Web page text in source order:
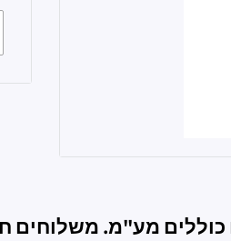
מע"מ. משלוחים חינם